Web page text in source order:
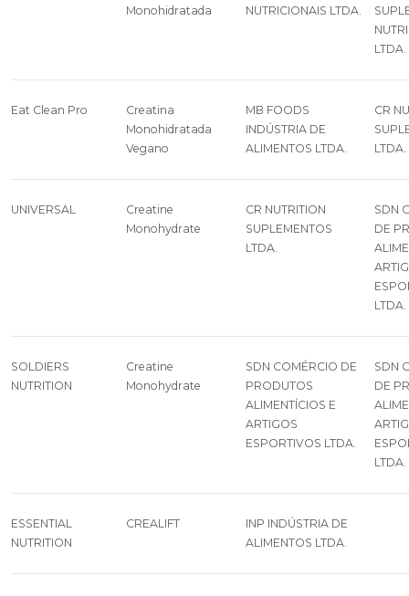
Monohidratada
NUTRICIONAIS LTDA.
LTDA.
Eat Clean Pro
Creatina
Monohidratada
Vegano
MB FOODS
INDÚSTRIA DE
ALIMENTOS LTDA.
CR
LTDA.
UNIVERSAL
Creatine
Monohydrate
CR NUTRITION
SUPLEMENTOS
LTDA.
SDN
DE
LTDA.
SOLDIERS
NUTRITION
Creatine
Monohydrate
SDN COMÉRCIO DE
PRODUTOS
ALIMENTÍCIOS E
ARTIGOS
ESPORTIVOS LTDA.
SDN
DE
LTDA.
ESSENTIAL
NUTRITION
CREALIFT
INP INDÚSTRIA DE
ALIMENTOS LTDA.